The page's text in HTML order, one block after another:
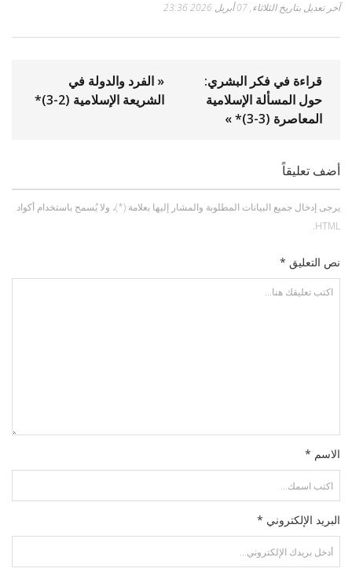
آخر تعديل بتاريخ الثلاثاء, 07 أبريل 2026 23:36
« الفرد والدولة في
الشريعة الإسلامية (2-3)*
قراءة في فكر البشري:
حول المسألة الإسلامية
المعاصرة (3-3)* »
أضف تعليقاً
يرجى إدخال جميع البيانات المطلوبة والمشار إليها بعلامة (*)، ولا يُسمح باستخدام أكواد
HTML.
نص التعليق *
الاسم *
البريد الإلكتروني *